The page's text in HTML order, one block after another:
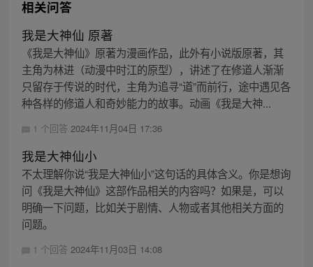
相关问答
我是大神仙 原著
《我是大神仙》原著为漫画作品，此外有小说版原著，其
主角为林进（动漫中时江的原型），讲述了在修道人渐渐
只留存于传说的时代，主角为追寻“道”而前行，途中遇见各
种各样的修道人和奇妙能力的故事。动画《我是大神...
1 个回答 2024年11月04日 17:36
我是大神仙小
不太理解你说“我是大神仙小”这句话的具体含义。你是想询
问《我是大神仙》这部作品相关的内容吗？如果是，可以
明确一下问题，比如关于剧情、人物或者其他相关方面的
问题。
1 个回答 2024年11月03日 14:08